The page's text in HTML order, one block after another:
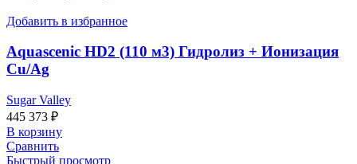
Добавить в избранное
Aquascenic HD2 (110 м3) Гидролиз + Ионизация
Cu/Ag
Sugar Valley
445 373 ₽
В корзину
Сравнить
Быстрый просмотр